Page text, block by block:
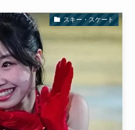
スキー・スケート